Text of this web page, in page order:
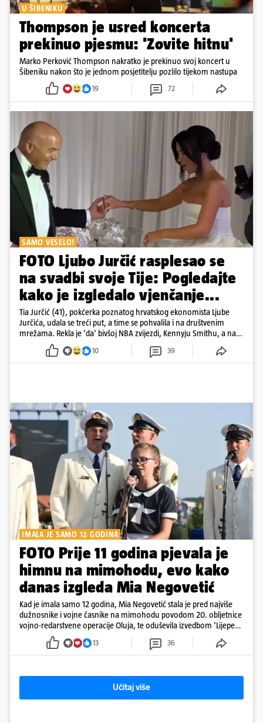
U ŠIBENIKU
Thompson je usred koncerta
prekinuo pjesmu: 'Zovite hitnu'
Marko Perković Thompson nakratko je prekinuo svoj koncert u
Šibeniku nakon što je jednom posjetitelju pozlilo tijekom nastupa
19 72
SAMO VESELO!
FOTO Ljubo Jurčić rasplesao se
na svadbi svoje Tije: Pogledajte
kako je izgledalo vjenčanje...
Tia Jurčić (41), pokćerka poznatog hrvatskog ekonomista Ljube
Jurčića, udala se treći put, a time se pohvalila i na društvenim
mrežama. Rekla je 'da' bivšoj NBA zvijezdi, Kennyju Smithu, a na
snimkama i fotografijama je pokazala vesele trenutke s vjenčanja
10 39
IMALA JE SAMO 12 GODINA
FOTO Prije 11 godina pjevala je
himnu na mimohodu, evo kako
danas izgleda Mia Negovetić
Kad je imala samo 12 godina, Mia Negovetić stala je pred najviše
dužnosnike i vojne časnike na mimohodu povodom 20. obljetnice
vojno-redarstvene operacije Oluja, te oduševila izvedbom 'Lijepe
13 36
Učitaj više